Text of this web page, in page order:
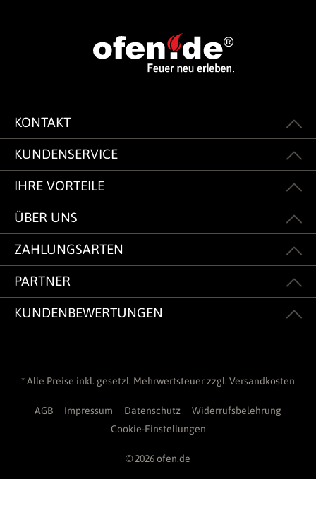
KONTAKT
KUNDENSERVICE
IHRE VORTEILE
ÜBER UNS
ZAHLUNGSARTEN
PARTNER
KUNDENBEWERTUNGEN
* Alle Preise inkl. gesetzl. Mehrwertsteuer zzgl. Versandkosten
AGB Impressum Datenschutz
Widerrufsbelehrung
Cookie-Einstellungen
© 2026 ofen.de